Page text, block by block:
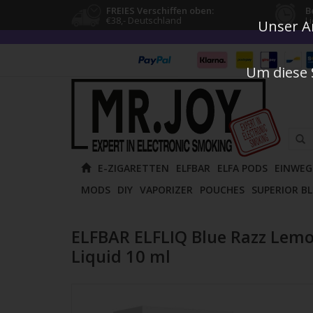
FREIES Verschiffen oben:
€38,- Deutschland
die
Pfeile
und
E-ZIGARETTEN ELFBAR ELFA PODS
MODS DIY VAPORIZER POUCHES SUPERIOR
ELFBAR ELFLIQ Blue Razz
Liquid 10 ml
Unser
Um diese